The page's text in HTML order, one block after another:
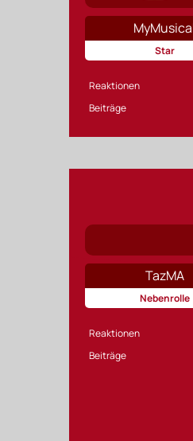
Star
Reaktionen
Beiträge
TazMA
Nebenrolle
Reaktionen
Beiträge